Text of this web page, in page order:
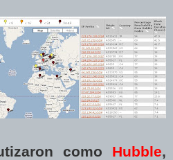
como Hubble,